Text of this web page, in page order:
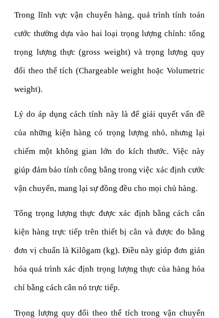
Trong lĩnh vực vận chuyển hàng, quá trình tính toán
cước thường dựa vào hai loại trọng lượng chính: tổng
trọng lượng thực (gross weight) và trọng lượng quy
đổi theo thể tích (Chargeable weight hoặc Volumetric
weight).
Lý do áp dụng cách tính này là để giải quyết vấn đề
của những kiện hàng có trọng lượng nhỏ, nhưng lại
chiếm một không gian lớn do kích thước. Việc này
giúp đảm bảo tính công bằng trong việc xác định cước
vận chuyển, mang lại sự đồng đều cho mọi chủ hàng.
Tổng trọng lượng thực được xác định bằng cách cân
kiện hàng trực tiếp trên thiết bị cân và được đo bằng
đơn vị chuẩn là Kilôgam (kg). Điều này giúp đơn giản
hóa quá trình xác định trọng lượng thực của hàng hóa
chỉ bằng cách cân nó trực tiếp.
Trọng lượng quy đổi theo thể tích trong vận chuyển